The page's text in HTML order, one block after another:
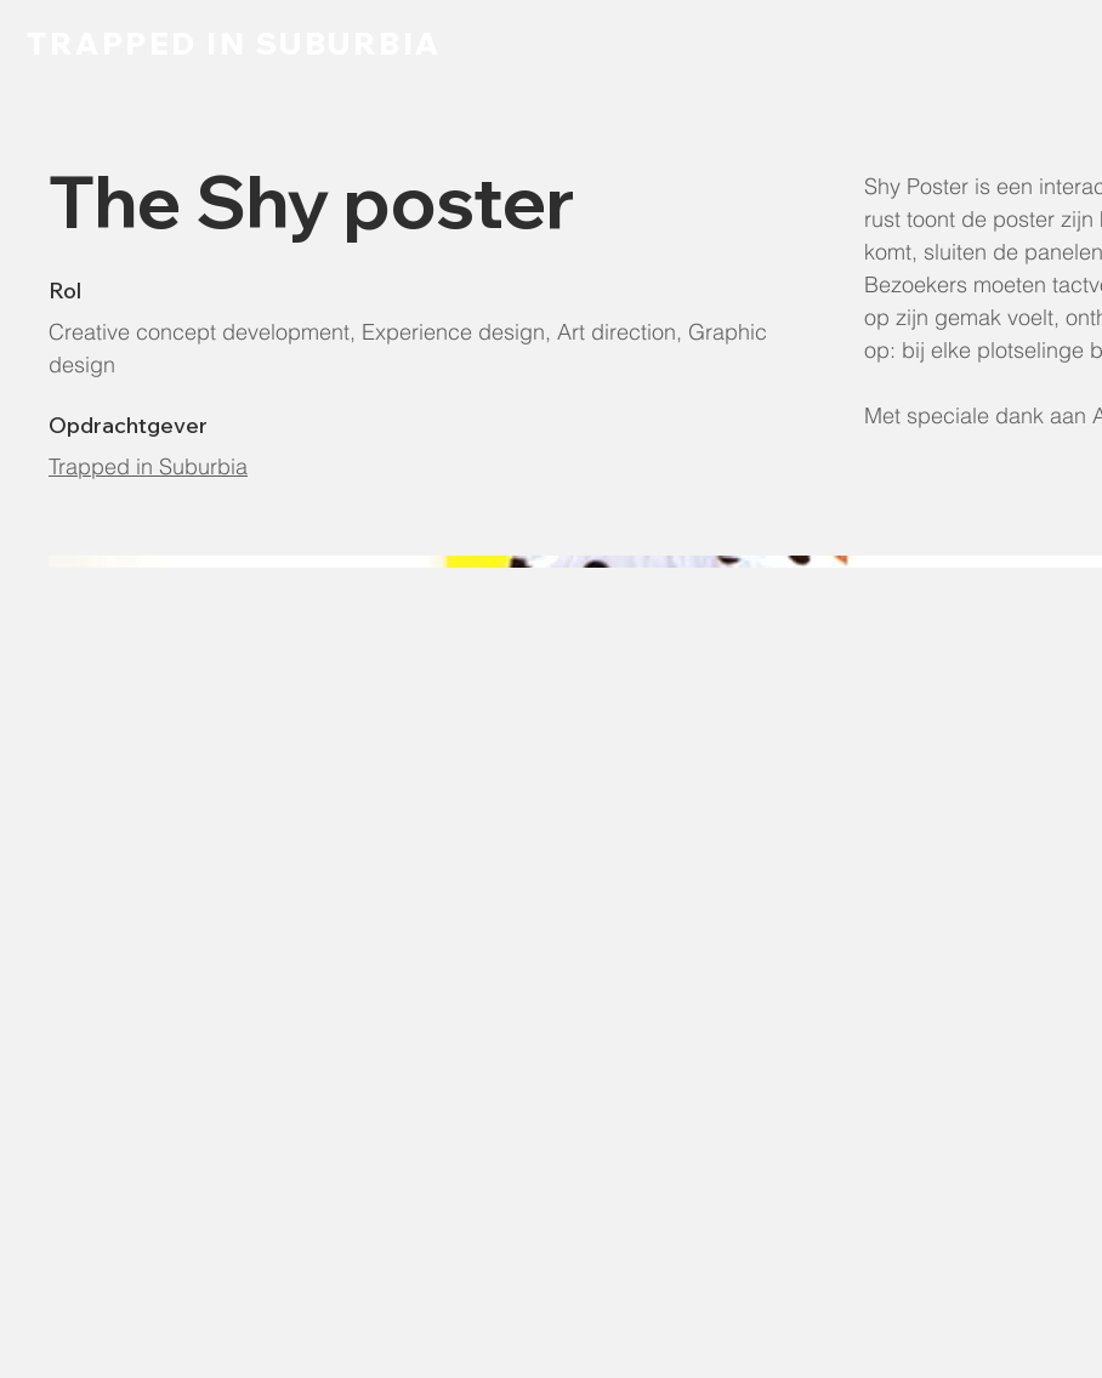
The Shy poster
Rol
Creative concept development, Experience design, Art direction, Graphic
design
Opdrachtgever
Trapped in Suburbia
Shy Poster is een
rust toont de poster
komt, sluiten de
Bezoekers moeten
op zijn gemak voelt,
op: bij elke plotselinge
Met speciale dank aan